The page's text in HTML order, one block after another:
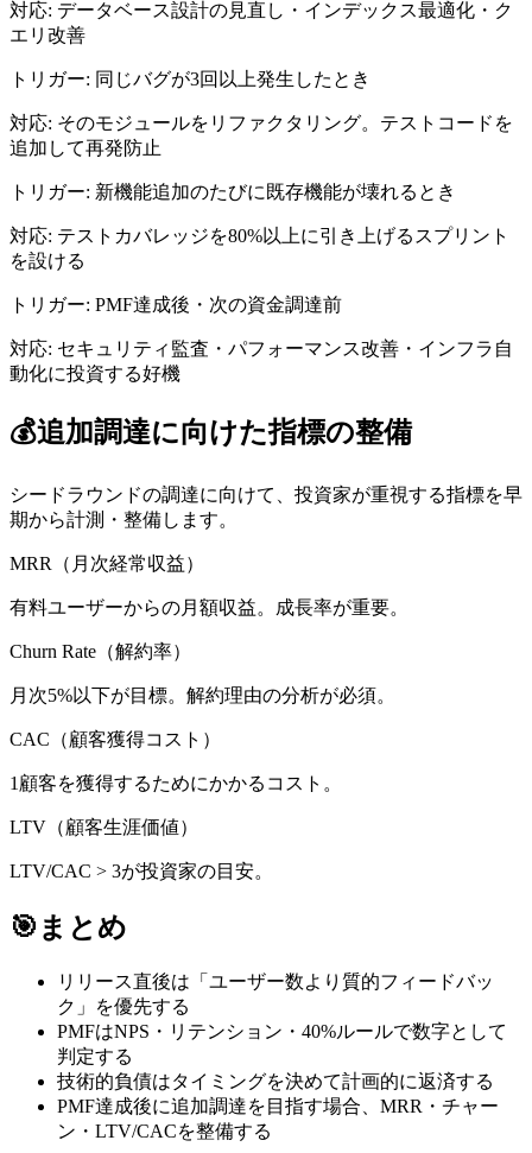
対応: データベース設計の見直し・インデックス最適化・ク
エリ改善
トリガー: 同じバグが3回以上発生したとき
対応: そのモジュールをリファクタリング。テストコードを
追加して再発防止
トリガー: 新機能追加のたびに既存機能が壊れるとき
対応: テストカバレッジを80%以上に引き上げるスプリント
を設ける
トリガー: PMF達成後・次の資金調達前
対応: セキュリティ監査・パフォーマンス改善・インフラ自
動化に投資する好機
💰追加調達に向けた指標の整備
シードラウンドの調達に向けて、投資家が重視する指標を早
期から計測・整備します。
MRR（月次経常収益）
有料ユーザーからの月額収益。成長率が重要。
Churn Rate（解約率）
月次5%以下が目標。解約理由の分析が必須。
CAC（顧客獲得コスト）
1顧客を獲得するためにかかるコスト。
LTV（顧客生涯価値）
LTV/CAC > 3が投資家の目安。
🎯 まとめ
リリース直後は「ユーザー数より質的フィードバッ
ク」を優先する
PMFはNPS・リテンション・40%ルールで数字として
判定する
技術的負債はタイミングを決めて計画的に返済する
PMF達成後に追加調達を目指す場合、MRR・チャー
ン・LTV/CACを整備する